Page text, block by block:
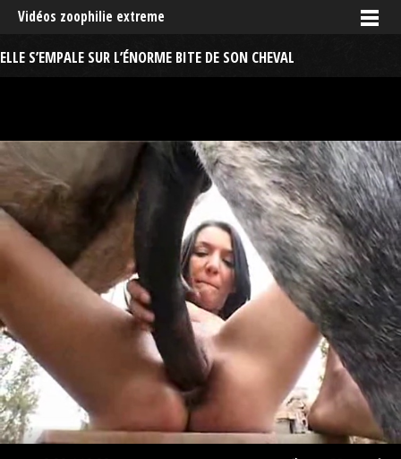
Vidéos zoophilie extreme
ELLE S’EMPALE SUR L’ÉNORME BITE DE SON CHEVAL